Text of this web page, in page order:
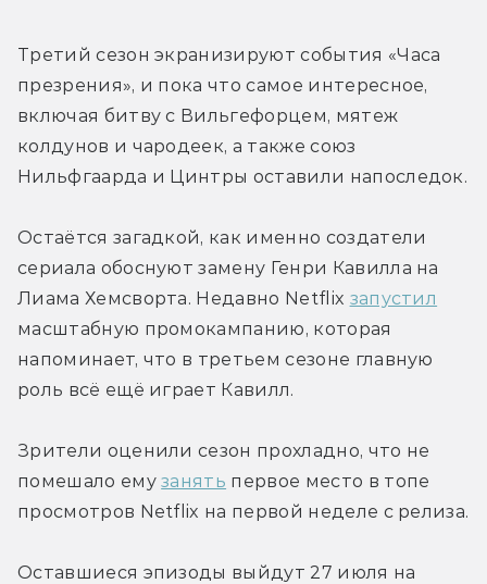
Третий сезон экранизируют события «Часа
презрения», и пока что самое интересное,
включая битву с Вильгефорцем, мятеж
колдунов и чародеек, а также союз
Нильфгаарда и Цинтры оставили напоследок.
Остаётся загадкой, как именно создатели
сериала обоснуют замену Генри Кавилла на
Лиама Хемсворта. Недавно Netflix запустил
масштабную промокампанию, которая
напоминает, что в третьем сезоне главную
роль всё ещё играет Кавилл.
Зрители оценили сезон прохладно, что не
помешало ему занять первое место в топе
просмотров Netflix на первой неделе с релиза.
Оставшиеся эпизоды выйдут 27 июля на